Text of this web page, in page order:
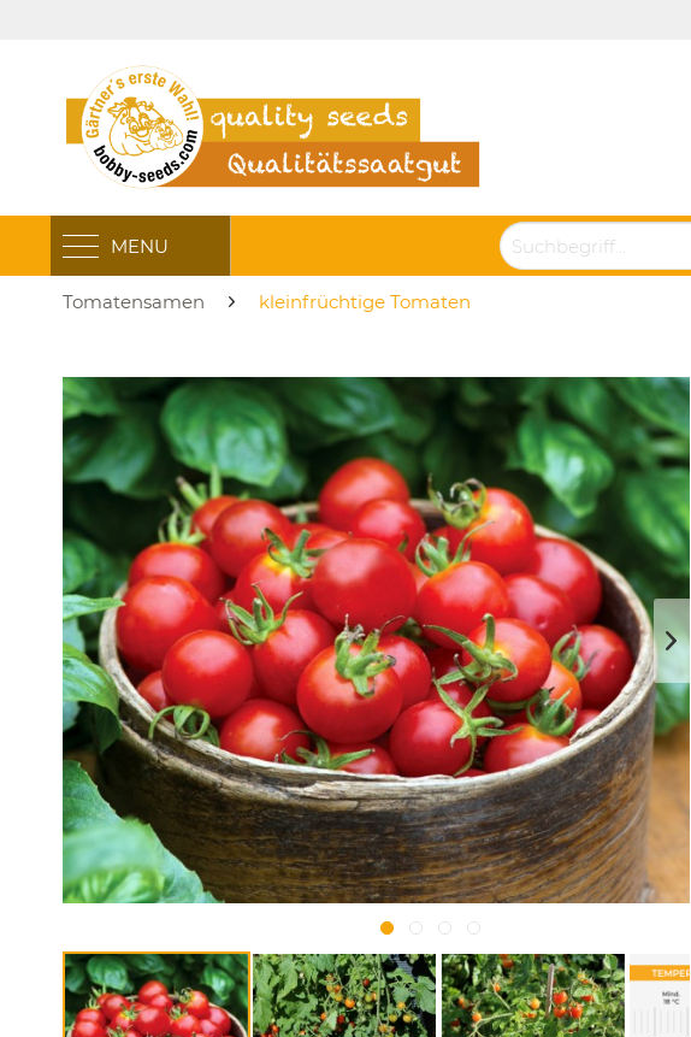
MENU
Tomatensamen kleinfrüchtige Tomaten